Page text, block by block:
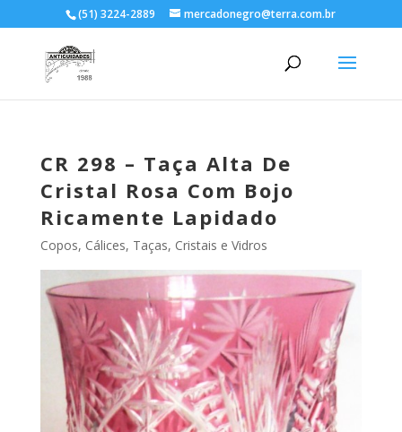
(51) 3224-2889 mercadonegro@terra.com.br
CR 298 – Taça Alta De
Cristal Rosa Com Bojo
Ricamente Lapidado
Copos, Cálices, Taças, Cristais e Vidros